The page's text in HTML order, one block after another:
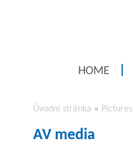
HOME
Úvodní stránka » Pictures
AV media